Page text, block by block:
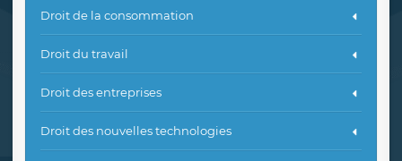
Droit de la consommation
Droit du travail
Droit des entreprises
Droit des nouvelles technologies